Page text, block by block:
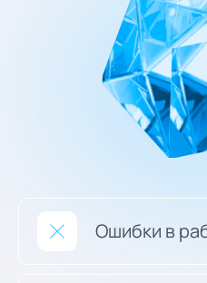
Ошибки в